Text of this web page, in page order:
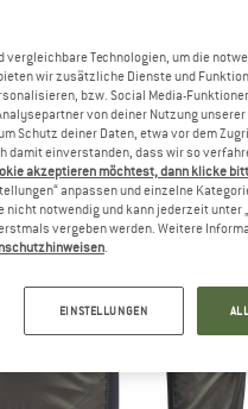
vergleichbare Technologien, um die
wir zusätzliche Dienste und
bzw. Social Media-
von deiner Nutzung
Schutz deiner Daten, etwa vor dem
damit einverstanden, dass wir so
akzeptieren möchtest, dann klicke
anpassen und einzelne
nicht notwendig und kann jederzeit unter
vergeben werden. Weitere
.
EINSTELLUNGEN